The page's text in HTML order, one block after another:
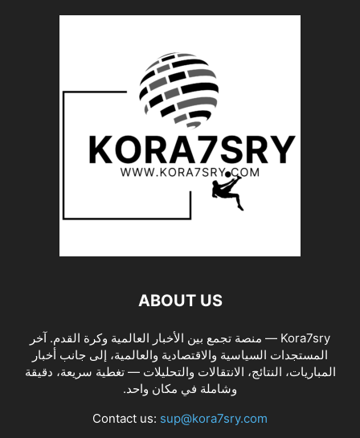
ABOUT US
Kora7sry — منصة تجمع بين الأخبار العالمية وكرة القدم. آخر
المستجدات السياسية والاقتصادية والعالمية، إلى جانب أخبار
المباريات، النتائج، الانتقالات والتحليلات — تغطية سريعة، دقيقة
وشاملة في مكان واحد.
Contact us: sup@kora7sry.com